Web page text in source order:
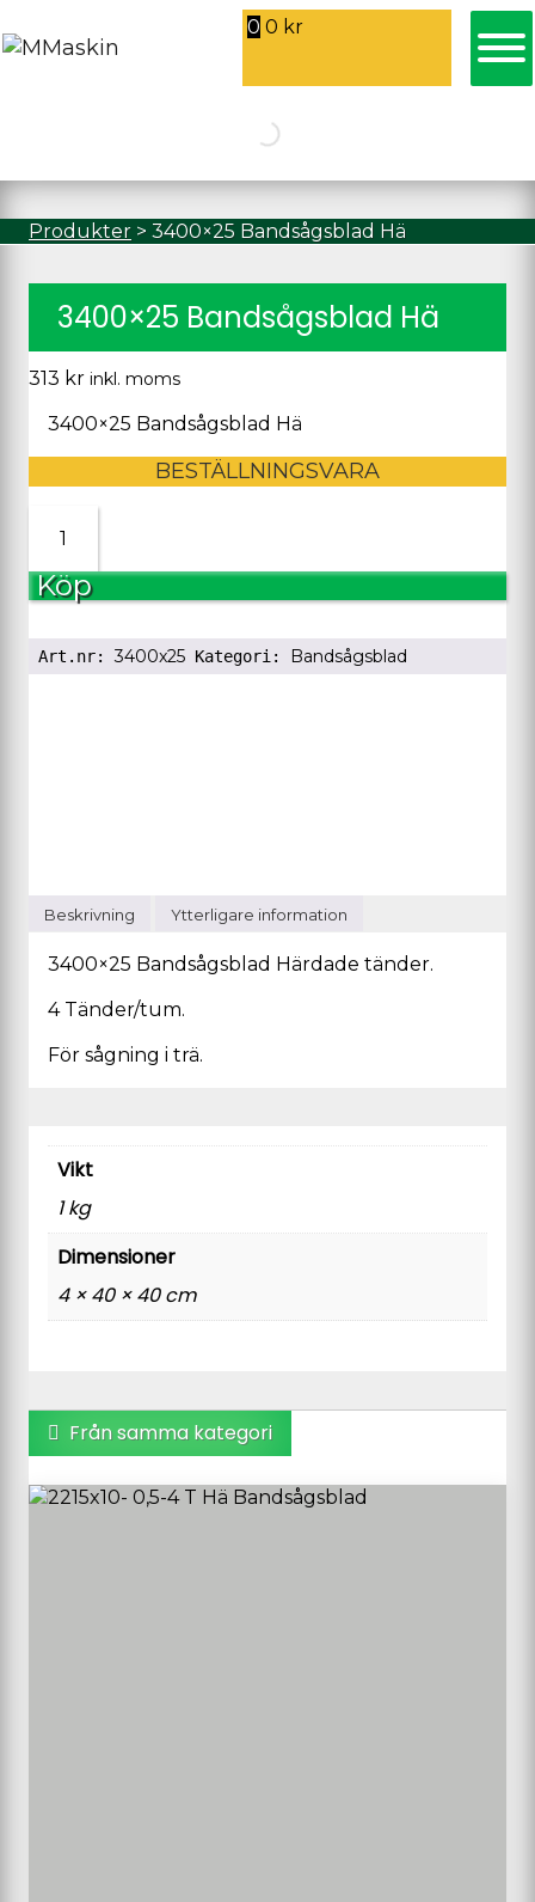
0 0 kr
Produkter > 3400×25 Bandsågsblad Hä
3400×25 Bandsågsblad Hä
313 kr inkl. moms
3400×25 Bandsågsblad Hä
BESTÄLLNINGSVARA
3400x25
Bandsågsblad
Hä
mängd
Köp
Art.nr:3400x25 Kategori: Bandsågsblad
Beskrivning Ytterligare information
3400×25 Bandsågsblad Härdade tänder.
4 Tänder/tum.
För sågning i trä.
Vikt
1 kg
Dimensioner
4 × 40 × 40 cm
Från samma kategori